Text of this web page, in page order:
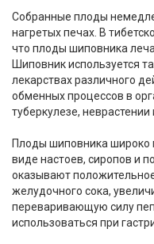
Собранные плоды
нагретых печах. В
что плоды шиповника
Шиповник используется
лекарствах различного
обменных процессов в
туберкулезе, неврастении
Плоды шиповника широко
виде настоев, сиропов и
оказывают
желудочного сока,
переваривающую силу
использоваться при